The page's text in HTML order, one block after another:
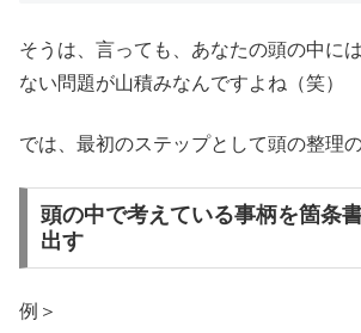
そうは、言っても、あなたの頭の中に
ない問題が山積みなんですよね（笑）
では、最初のステップとして頭の整理
頭の中で考えている事柄を箇条
出す
例＞